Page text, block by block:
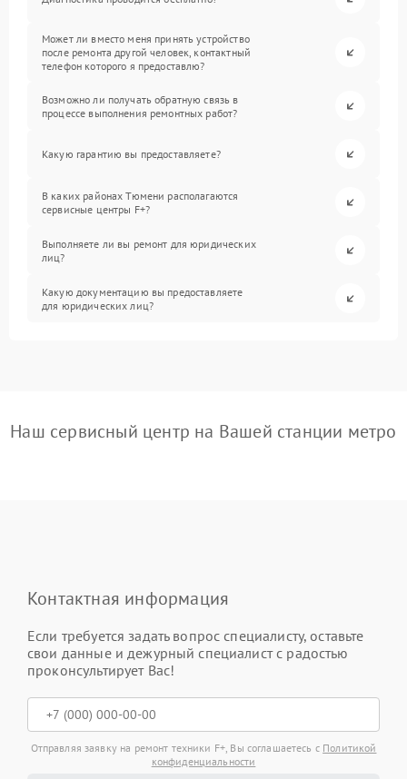
Может ли вместо меня принять устройство
после ремонта другой человек, контактный
телефон которого я предоставлю?
Возможно ли получать обратную связь в
процессе выполнения ремонтных работ?
Какую гарантию вы предоставляете?
В каких районах Тюмени располагаются
сервисные центры F+?
Выполняете ли вы ремонт для юридических
лиц?
Какую документацию вы предоставляете
для юридических лиц?
Наш сервисный центр на Вашей станции метро
Контактная информация
Если требуется задать вопрос специалисту, оставьте
свои данные и дежурный специалист с радостью
проконсультирует Вас!
Отправляя заявку на ремонт техники F+, Вы соглашаетесь с Политикой
конфиденциальности